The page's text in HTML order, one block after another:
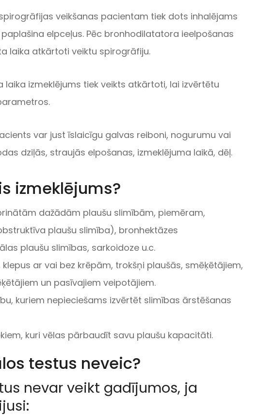
veikšanas pacientam tiek dots inhalējams
elpceļus. Pēc bronhodilatatora ieelpošanas
laika atkārtoti veiktu spirogrāfiju.
izmeklējums tiek veikts atkārtoti, lai izvērtētu
var just īslaicīgu galvas reiboni, nogurumu vai
dziļās, straujās elpošanas, izmeklējuma laikā, dēļ.
izmeklējums?
dažādām plaušu slimībām, piemēram,
plaušu slimība), bronhektāzes
plaušu slimības, sarkoidoze u.c.
ar vai bez krēpām, trokšņi plaušās, smēķētājiem,
un pasīvajiem veipotājiem.
kuriem nepieciešams izvērtēt slimības ārstēšanas
kuri vēlas pārbaudīt savu plaušu kapacitāti.
testus neveic?
nevar veikt gadījumos, ja